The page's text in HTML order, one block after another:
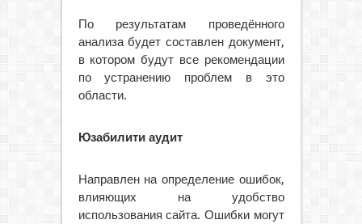
По результатам проведённого
анализа будет составлен документ,
в котором будут все рекомендации
по устранению проблем в это
области.
Юзабилити аудит
Направлен на определение ошибок,
влияющих на удобство
использования сайта. Ошибки могут